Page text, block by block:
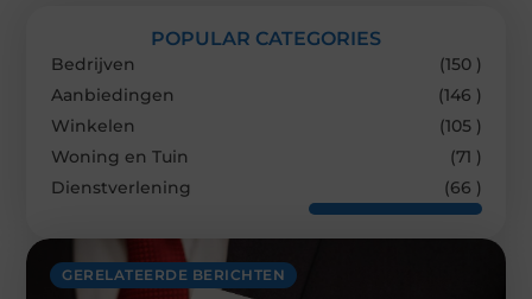
GERELATEERDE BERICHTEN
POPULAR CATEGORIES
Bedrijven
(150 )
Aanbiedingen
(146 )
Winkelen
(105 )
Woning en Tuin
(71 )
Dienstverlening
(66 )